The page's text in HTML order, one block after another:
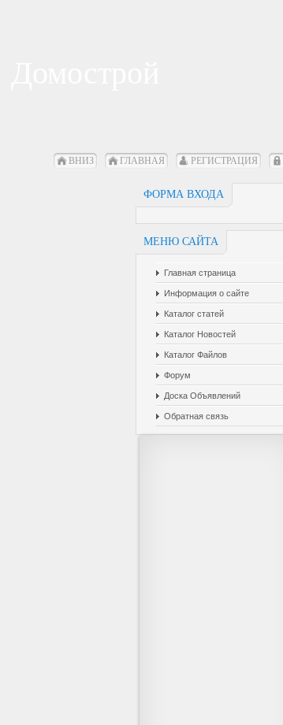
ВНИЗ ГЛАВНАЯ РЕГИСТРАЦИЯ
ФОРМА ВХОДА
МЕНЮ САЙТА
Главная страница
Информация о сайте
Каталог статей
Каталог Новостей
Каталог Файлов
Форум
Доска Объявлений
Обратная связь